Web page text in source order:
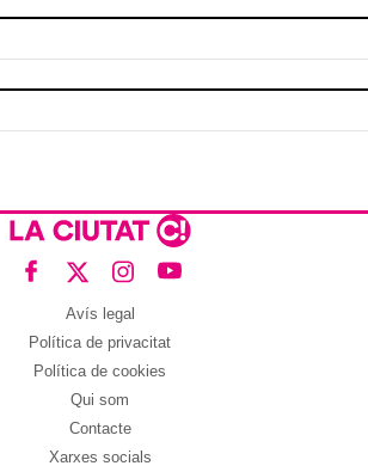
Avís legal
Política de privacitat
Política de cookies
Qui som
Contacte
Xarxes socials